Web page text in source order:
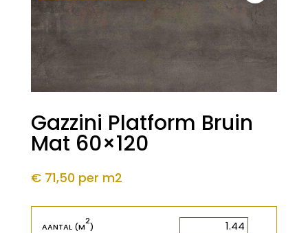
Gazzini Platform Bruin
Mat 60×120
€ 71,50 per m2
AANTAL (M
2
)